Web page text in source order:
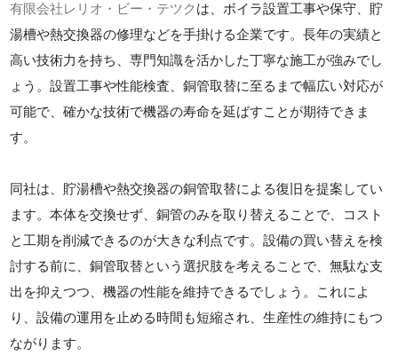
有限会社レリオ・ビー・テツク は、ボイラ設置工事や保守、貯
湯槽や熱交換器の修理などを手掛ける企業です。長年の実績と
高い技術力を持ち、専門知識を活かした丁寧な施工が強みでし
ょう。設置工事や性能検査、銅管取替に至るまで幅広い対応が
可能で、確かな技術で機器の寿命を延ばすことが期待できま
す。
同社は、貯湯槽や熱交換器の銅管取替による復旧を提案してい
ます。本体を交換せず、銅管のみを取り替えることで、コスト
と工期を削減できるのが大きな利点です。設備の買い替えを検
討する前に、銅管取替という選択肢を考えることで、無駄な支
出を抑えつつ、機器の性能を維持できるでしょう。これによ
り、設備の運用を止める時間も短縮され、生産性の維持にもつ
ながります。